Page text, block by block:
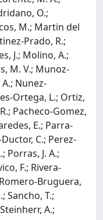
O.;
M.; Martin del
Prado, R.;
J.; Molino, A.;
M. V.; Munoz-
Nunez-
Ortega, L.; Ortiz,
Pacheco-Gomez,
E.; Parra-
C.; Perez-
Porras, J. A.;
F.; Rivera-
Bruguera,
Sancho, T.;
A.;